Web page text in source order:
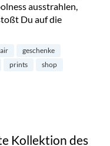
ausstrahlen,
Du auf die
für Babies-
geschenke
prints shop
Kollektion des